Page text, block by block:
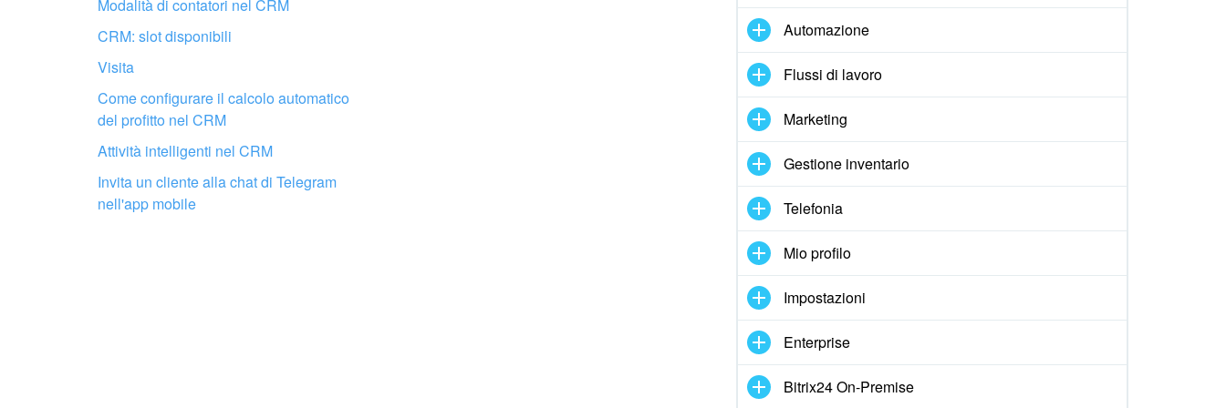
Fai configurare il tuo Bitrix24 a un
professionista locale
TROVA UN PARTNER BITRIX24 VICINO A ME
Modalità di contatori nel CRM
CRM: slot disponibili
Visita
Come configurare il calcolo automatico
del profitto nel CRM
Attività intelligenti nel CRM
Invita un cliente alla chat di Telegram
nell'app mobile
Automazione
Flussi di lavoro
Marketing
Gestione inventario
Telefonia
Mio profilo
Impostazioni
Enterprise
Bitrix24 On-Premise